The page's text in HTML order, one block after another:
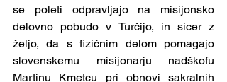
se poleti odpravljajo na misijonsko
delovno pobudo v Turčijo, in sicer z
željo, da s fizičnim delom pomagajo
slovenskemu misijonarju nadškofu
Martinu Kmetcu pri obnovi sakralnih